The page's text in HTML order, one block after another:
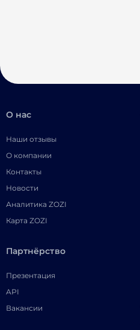
О нас
Наши отзывы
О компании
Контакты
Новости
Аналитика ZOZI
Карта ZOZI
Партнёрство
Презентация
API
Вакансии